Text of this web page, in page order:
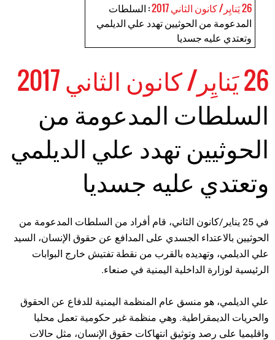
26 يَنايِر/ كانون الثاني 2017
: السلطات
المدعومة من الحوثيين تهدد علي الديلمي
وتعتدي عليه جسديا
26 يَنايِر/ كانون الثاني 2017
السلطات المدعومة من
الحوثيين تهدد علي الديلمي
وتعتدي عليه جسديا
في 25 يناير/كانون الثاني، قام أفراد من السلطات المدعومة من
الحوثيين بالاعتداء الجسدي على المدافع عن حقوق الإنسان، السيد
علي الديلمي، وتهديده بالقرب من نقطة تفتيش خارج البوابات
الرئيسية لوزارة الداخلية اليمنية في صنعاء.
علي الديلمي، هو منسق عام المنظمة اليمنية للدفاع عن الحقوق
والحريات الديمقراطية. وهي منظمة غير حكومية تعمل محليا
واقليميا على رصد وتوثيق انتهاكات حقوق الإنسان، مثل حالات